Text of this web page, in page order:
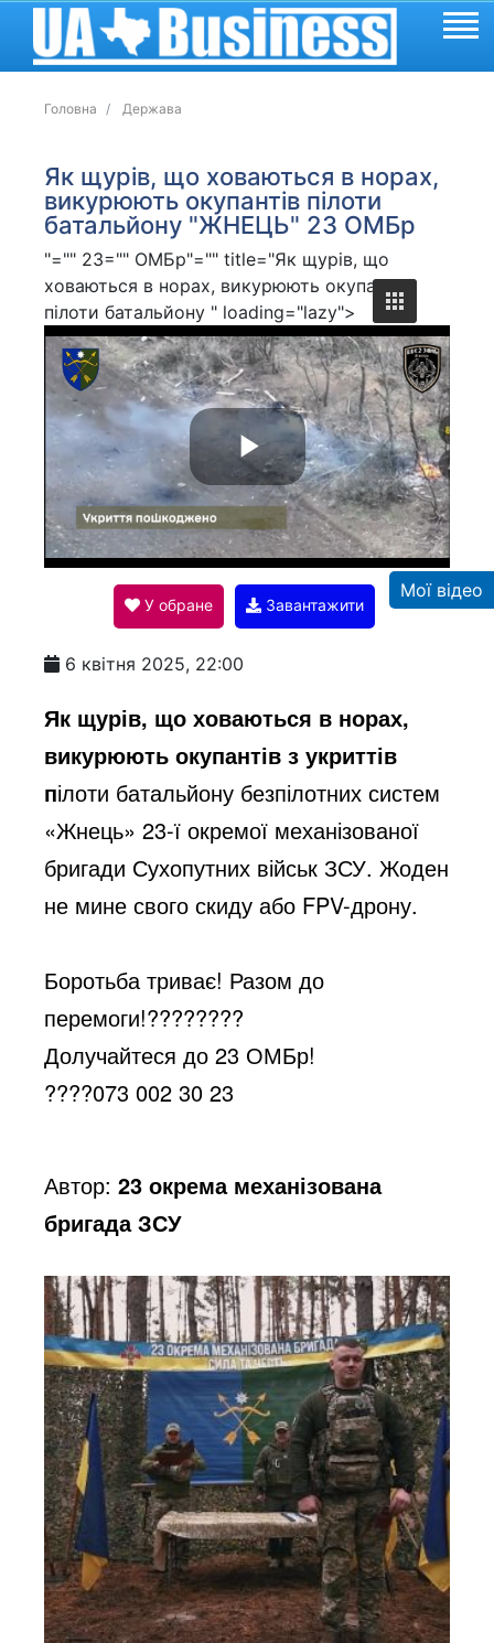
Головна Держава
Як щурів, що ховаються в норах,
викурюють окупантів пілоти
батальйону "ЖНЕЦЬ" 23 ОМБр
"="" 23="" ОМБр"="" title="Як щурів, що
ховаються в норах, викурюють окупантів
пілоти батальйону " loading="lazy">
P
l
a
y
V
i
У обране Завантажити
6 квітня 2025, 22:00
Як щурів, що ховаються в норах,
викурюють окупантів з укриттів
пілоти батальйону безпілотних систем
«Жнець» 23-ї окремої механізованої
бригади Сухопутних військ ЗСУ. Жоден
не мине свого скиду або FPV-дрону.
Боротьба триває! Разом до
перемоги!????????
Долучайтеся до 23 ОМБр!
????073 002 30 23
Автор:23 окрема механізована
бригада ЗСУ
Мої відео